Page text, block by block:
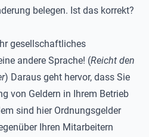
belegen. Ist das korrekt?
gesellschaftliches
andere Sprache! (Reicht den
) Daraus geht hervor, dass Sie
von Geldern in Ihrem Betrieb
sind hier Ordnungsgelder
Ihren Mitarbeitern